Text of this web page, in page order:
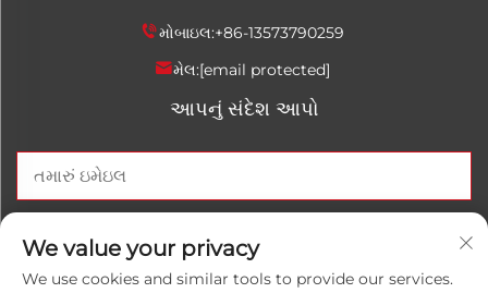
મોબાઇલ:+86-13573790259
મેલ:[email protected]
આપનું સંદેશ આપો
હવે મોકલો
We value your privacy
We use cookies and similar tools to provide our services.